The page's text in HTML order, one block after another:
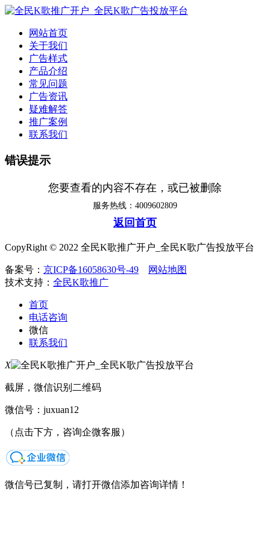
网站首页
关于我们
广告样式
产品介绍
常见问题
广告资讯
疑难解答
推广案例
联系我们
错误提示
您要查看的内容不存在，或已被删除
服务热线：4009602809
返回首页
CopyRight © 2022 全民K歌推广开户_全民K歌广告投放平台
备案号： 京ICP备16058630号-49
网站地图
技术支持： 全民K歌推广
首页
电话咨询
微信
联系我们
X
截屏，微信识别二维码
微信号： juxuan12
（点击下方，咨询企微客服）
微信号已复制，请打开微信添加咨询详情！